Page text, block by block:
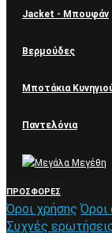
Jacket - Μπουφάν
Βερμούδες
Μποτάκια
Παντελόνια
ΠΡΟΣΦΟΡΈΣ
Όροι χρήσης Όροι
Συχνές